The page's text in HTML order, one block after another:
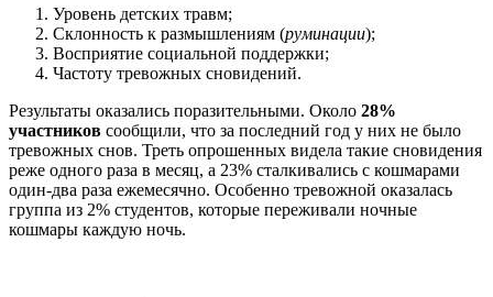
Уровень детских травм;
Склонность к размышлениям (руминации);
Восприятие социальной поддержки;
Частоту тревожных сновидений.
Результаты оказались поразительными. Около 28%
участников сообщили, что за последний год у них не было
тревожных снов. Треть опрошенных видела такие сновидения
реже одного раза в месяц, а 23% сталкивались с кошмарами
один-два раза ежемесячно. Особенно тревожной оказалась
группа из 2% студентов, которые переживали ночные
кошмары каждую ночь.